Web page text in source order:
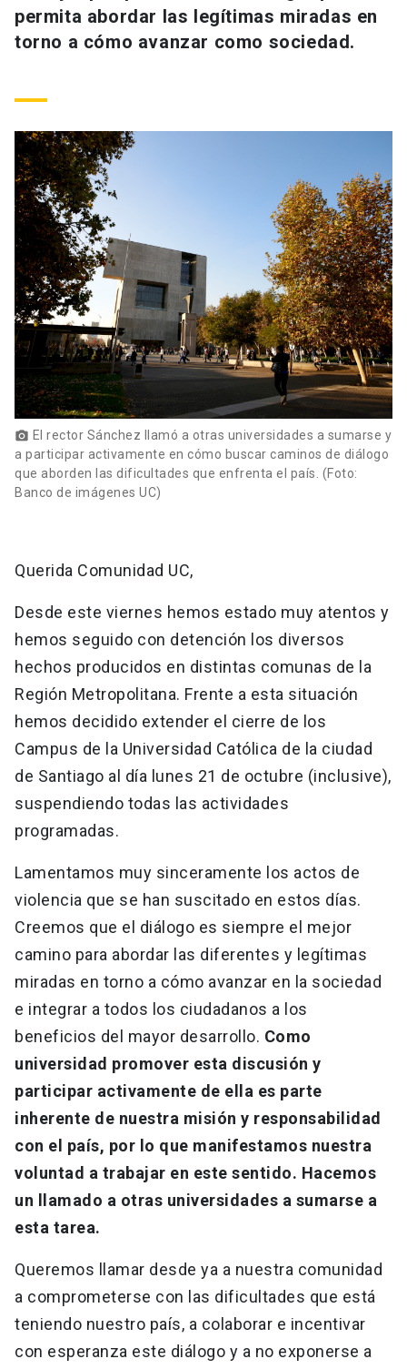
Alumni launch
Correo UC
Mi Portal UC launch
permita abordar las legítimas miradas en
torno a cómo avanzar como sociedad.
photo_camera El rector Sánchez llamó a otras universidades a sumarse y
a participar activamente en cómo buscar caminos de diálogo
que aborden las dificultades que enfrenta el país. (Foto:
Banco de imágenes UC)
Querida Comunidad UC,
Desde este viernes hemos estado muy atentos y
hemos seguido con detención los diversos
hechos producidos en distintas comunas de la
Región Metropolitana. Frente a esta situación
hemos decidido extender el cierre de los
Campus de la Universidad Católica de la ciudad
de Santiago al día lunes 21 de octubre (inclusive),
suspendiendo todas las actividades
programadas.
Lamentamos muy sinceramente los actos de
violencia que se han suscitado en estos días.
Creemos que el diálogo es siempre el mejor
camino para abordar las diferentes y legítimas
miradas en torno a cómo avanzar en la sociedad
e integrar a todos los ciudadanos a los
beneficios del mayor desarrollo. Como
universidad promover esta discusión y
participar activamente de ella es parte
inherente de nuestra misión y responsabilidad
con el país, por lo que manifestamos nuestra
voluntad a trabajar en este sentido. Hacemos
un llamado a otras universidades a sumarse a
esta tarea.
Queremos llamar desde ya a nuestra comunidad
a comprometerse con las dificultades que está
teniendo nuestro país, a colaborar e incentivar
con esperanza este diálogo y a no exponerse a